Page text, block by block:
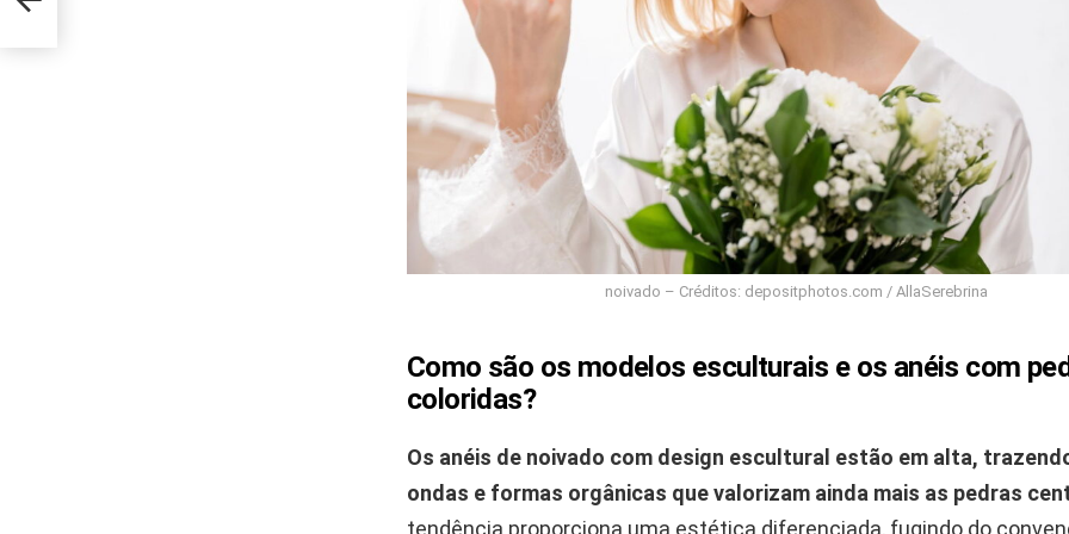
noivado – Créditos: depositphotos.com / AllaSerebrina
Como são os modelos esculturais e os anéis com
coloridas?
Os anéis de noivado com design escultural estão em alta,
ondas e formas orgânicas que valorizam ainda mais as pedras
tendência proporciona uma estética diferenciada, fugindo do